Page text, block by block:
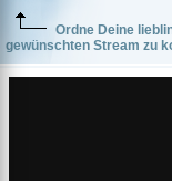
Ordne Deine
gewünschten Stream zu